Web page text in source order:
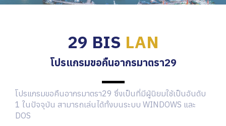
29 BIS LAN
โปรแกรมขอคืนอากรมาตรา29
โปรแกรมขอคืนอากรมาตรา29 ซึ่งเป็นที่มีผู้นิยมใช้เป็นอันดับ
1 ในปัจจุบัน สามารถเล่นได้ทั้งบนระบบ WINDOWS และ
DOS